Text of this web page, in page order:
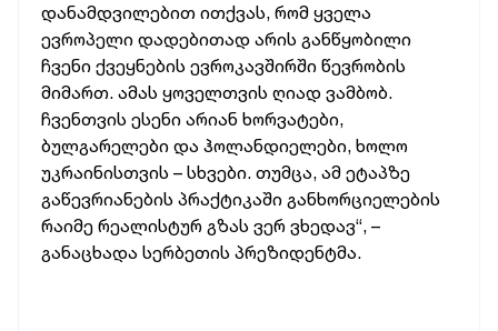
დანამდვილებით ითქვას, რომ ყველა
ევროპელი დადებითად არის განწყობილი
ჩვენი ქვეყნების ევროკავშირში წევრობის
მიმართ. ამას ყოველთვის ღიად ვამბობ.
ჩვენთვის ესენი არიან ხორვატები,
ბულგარელები და ჰოლანდიელები, ხოლო
უკრაინისთვის – სხვები. თუმცა, ამ ეტაპზე
გაწევრიანების პრაქტიკაში განხორციელების
რაიმე რეალისტურ გზას ვერ ვხედავ“, –
განაცხადა სერბეთის პრეზიდენტმა.